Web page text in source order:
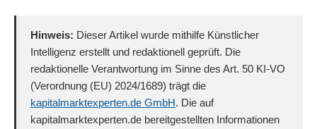
Hinweis: Dieser Artikel wurde mithilfe Künstlicher
Intelligenz erstellt und redaktionell geprüft. Die
redaktionelle Verantwortung im Sinne des Art. 50 KI-VO
(Verordnung (EU) 2024/1689) trägt die
kapitalmarktexperten.de GmbH. Die auf
kapitalmarktexperten.de bereitgestellten Informationen